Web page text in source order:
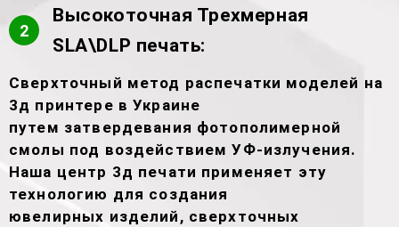
2
Высокоточная Трехмерная
SLA\DLP печать:
Сверхточный метод распечатки моделей на
3д принтере в Украине
путем затвердевания фотополимерной
смолы под воздействием УФ-излучения.
Наша центр 3д печати применяет эту
технологию для создания
ювелирных изделий, сверхточных